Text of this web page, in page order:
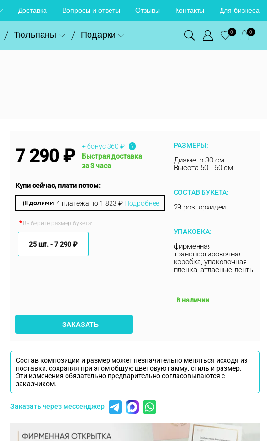
Доставка Вопросы и ответы Отзывы Контакты Для бизнеса
Тюльпаны Подарки 0 0
7 290 ₽ + бонус360 ₽ ?
Быстрая доставка
за 3 часа
Купи сейчас, плати потом:
4 платежа по 1 823 ₽ Подробнее
Выберите размер букета:
25 шт. -7 290 ₽
РАЗМЕРЫ:
Диаметр 30 см.
Высота 50 - 60 см.
СОСТАВ БУКЕТА:
29 роз, орхидеи
УПАКОВКА:
фирменная
транспортировочная
коробка, упаковочная
пленка, атласные ленты
В наличии
ЗАКАЗАТЬ
Состав композиции и размер может незначительно меняться исходя из
поставки, сохраняя при этом общую цветовую гамму, стиль и размер.
Эти изменения обязательно предварительно согласовываются с
заказчиком.
Заказать через мессенджер